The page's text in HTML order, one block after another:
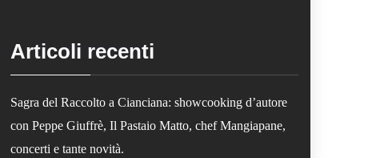
Articoli recenti
Sagra del Raccolto a Cianciana: showcooking d’autore
con Peppe Giuffrè, Il Pastaio Matto, chef Mangiapane,
concerti e tante novità.